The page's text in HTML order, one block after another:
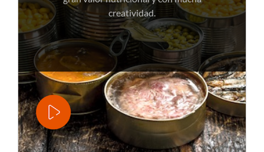
creatividad.